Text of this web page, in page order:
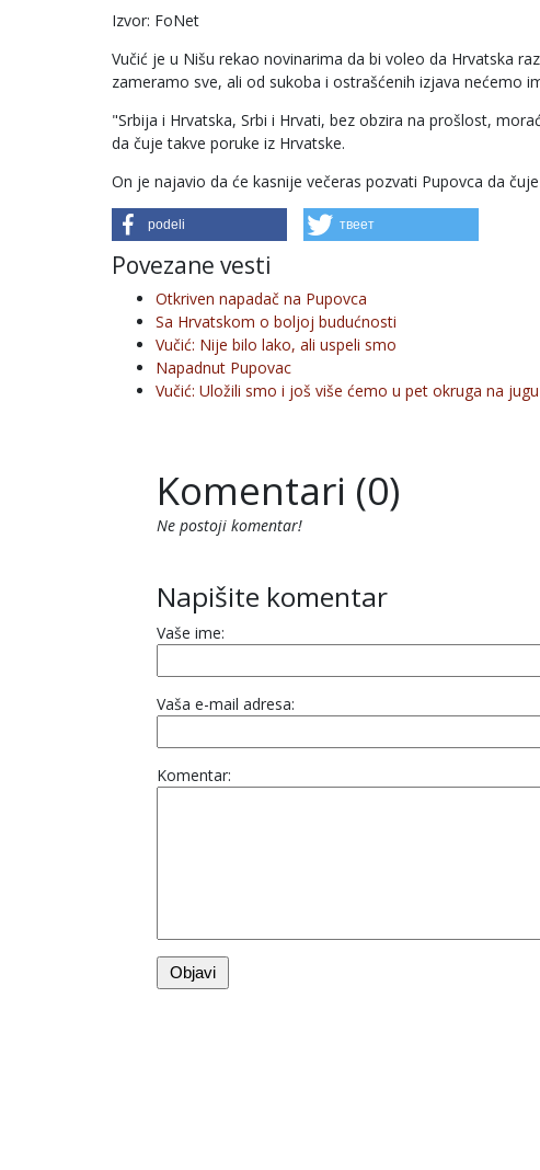
Izvor: FoNet
Vučić je u Nišu rekao novinarima da bi voleo da Hrvatska
zameramo sve, ali od sukoba i ostrašćenih izjava nećemo
"Srbija i Hrvatska, Srbi i Hrvati, bez obzira na prošlost,
da čuje takve poruke iz Hrvatske.
On je najavio da će kasnije večeras pozvati Pupovca da
podeli твеет
Povezane vesti
Otkriven napadač na Pupovca
Sa Hrvatskom o boljoj budućnosti
Vučić: Nije bilo lako, ali uspeli smo
Napadnut Pupovac
Vučić: Uložili smo i još više ćemo u pet okruga na
Komentari (0)
Ne postoji komentar!
Napišite komentar
Vaše ime:
Vaša e-mail adresa:
Komentar: